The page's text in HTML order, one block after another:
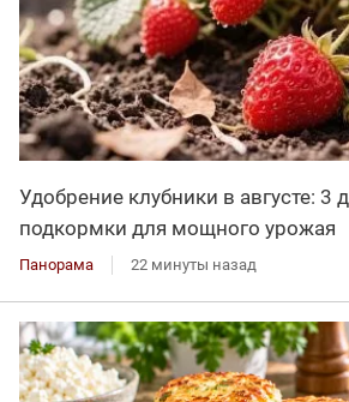
Удобрение клубники в августе: 3
подкормки для мощного урожая
Панорама 22 минуты назад